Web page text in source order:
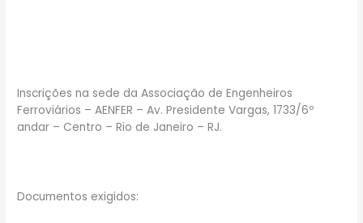
Inscrições na sede da Associação de Engenheiros
Ferroviários – AENFER – Av. Presidente Vargas, 1733/6º
andar – Centro – Rio de Janeiro – RJ.
Documentos exigidos: